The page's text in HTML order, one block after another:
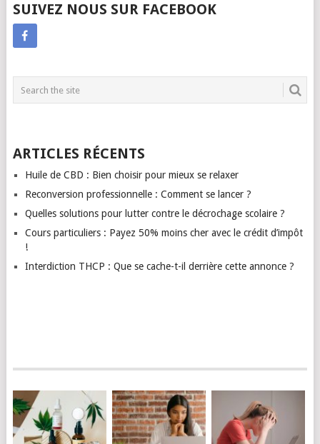
SUIVEZ NOUS SUR FACEBOOK
ARTICLES RÉCENTS
Huile de CBD : Bien choisir pour mieux se relaxer
Reconversion professionnelle : Comment se lancer ?
Quelles solutions pour lutter contre le décrochage scolaire ?
Cours particuliers : Payez 50% moins cher avec le crédit d’impôt
!
Interdiction THCP : Que se cache-t-il derrière cette annonce ?